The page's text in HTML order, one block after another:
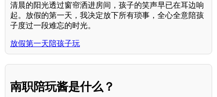
清晨的阳光透过窗帘洒进房间，孩子的笑声早已在耳边响
起。放假的第一天，我决定放下所有琐事，全心全意陪孩
子度过一段难忘的时光。
放假第一天陪孩子玩
南职陪玩酱是什么？